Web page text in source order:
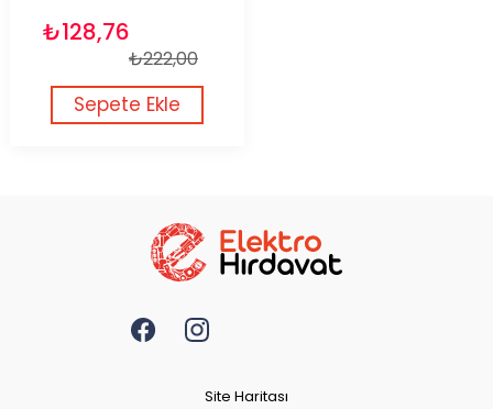
₺128,76
₺222,00
Sepete Ekle
Site Haritası